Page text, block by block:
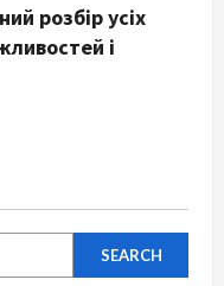
розбір усіх
і
SEARCH